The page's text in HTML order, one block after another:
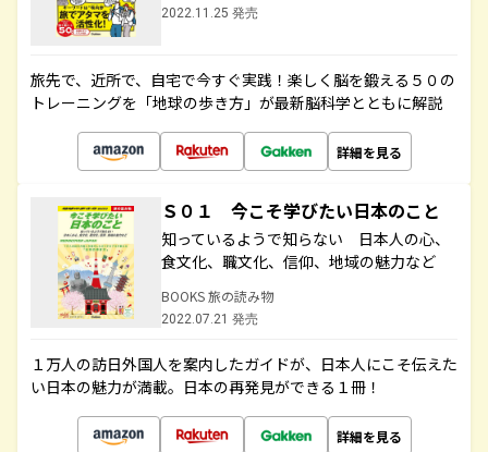
2022.11.25 発売
旅先で、近所で、自宅で今すぐ実践！楽しく脳を鍛える５０の
トレーニングを「地球の歩き方」が最新脳科学とともに解説
詳細を見る
Ｓ０１ 今こそ学びたい日本のこと
知っているようで知らない 日本人の心、
食文化、職文化、信仰、地域の魅力など
BOOKS 旅の読み物
2022.07.21 発売
１万人の訪日外国人を案内したガイドが、日本人にこそ伝えた
い日本の魅力が満載。日本の再発見ができる１冊！
詳細を見る